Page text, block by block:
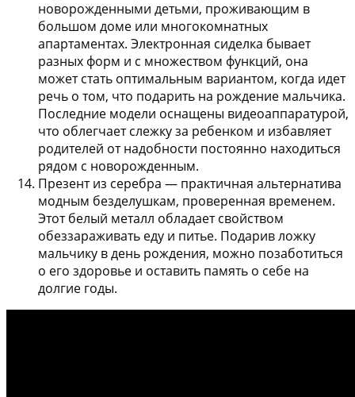
новорожденными детьми, проживающим в
большом доме или многокомнатных
апартаментах. Электронная сиделка бывает
разных форм и с множеством функций, она
может стать оптимальным вариантом, когда идет
речь о том, что подарить на рождение мальчика.
Последние модели оснащены видеоаппаратурой,
что облегчает слежку за ребенком и избавляет
родителей от надобности постоянно находиться
рядом с новорожденным.
Презент из серебра — практичная альтернатива
модным безделушкам, проверенная временем.
Этот белый металл обладает свойством
обеззараживать еду и питье. Подарив ложку
мальчику в день рождения, можно позаботиться
о его здоровье и оставить память о себе на
долгие годы.